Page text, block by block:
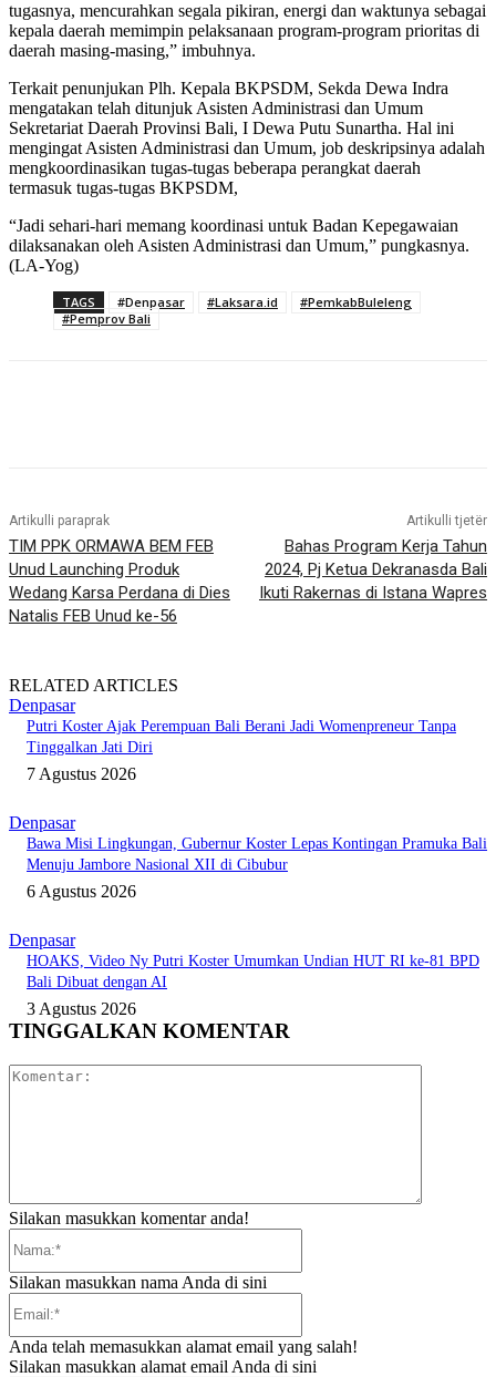
tugasnya, mencurahkan segala pikiran, energi dan waktunya sebagai
kepala daerah memimpin pelaksanaan program-program prioritas di
daerah masing-masing,” imbuhnya.
Terkait penunjukan Plh. Kepala BKPSDM, Sekda Dewa Indra
mengatakan telah ditunjuk Asisten Administrasi dan Umum
Sekretariat Daerah Provinsi Bali, I Dewa Putu Sunartha. Hal ini
mengingat Asisten Administrasi dan Umum, job deskripsinya adalah
mengkoordinasikan tugas-tugas beberapa perangkat daerah
termasuk tugas-tugas BKPSDM,
“Jadi sehari-hari memang koordinasi untuk Badan Kepegawaian
dilaksanakan oleh Asisten Administrasi dan Umum,” pungkasnya.
(LA-Yog)
TAGS #Denpasar #Laksara.id
#PemkabBuleleng
#Pemprov Bali
Artikulli paraprak
TIM PPK ORMAWA BEM FEB
Unud Launching Produk
Wedang Karsa Perdana di Dies
Natalis FEB Unud ke-56
Artikulli tjetër
Bahas Program Kerja Tahun
2024, Pj Ketua Dekranasda Bali
Ikuti Rakernas di Istana Wapres
RELATED ARTICLES
Denpasar
Putri Koster Ajak Perempuan Bali Berani Jadi Womenpreneur Tanpa
Tinggalkan Jati Diri
7 Agustus 2026
Denpasar
Bawa Misi Lingkungan, Gubernur Koster Lepas Kontingan Pramuka Bali
Menuju Jambore Nasional XII di Cibubur
6 Agustus 2026
Denpasar
HOAKS, Video Ny Putri Koster Umumkan Undian HUT RI ke-81 BPD
Bali Dibuat dengan AI
3 Agustus 2026
TINGGALKAN KOMENTAR
Silakan masukkan komentar anda!
Silakan masukkan nama Anda di sini
Anda telah memasukkan alamat email yang salah!
Silakan masukkan alamat email Anda di sini